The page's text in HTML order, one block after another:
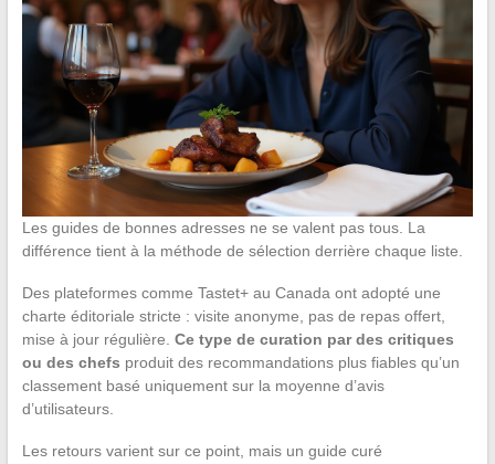
Les guides de bonnes adresses ne se valent pas tous. La
différence tient à la méthode de sélection derrière chaque liste.
Des plateformes comme Tastet+ au Canada ont adopté une
charte éditoriale stricte : visite anonyme, pas de repas offert,
mise à jour régulière. Ce type de curation par des critiques
ou des chefs produit des recommandations plus fiables qu’un
classement basé uniquement sur la moyenne d’avis
d’utilisateurs.
Les retours varient sur ce point, mais un guide curé